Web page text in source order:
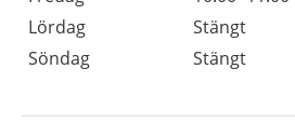
Lördag
Stängt
Söndag
Stängt